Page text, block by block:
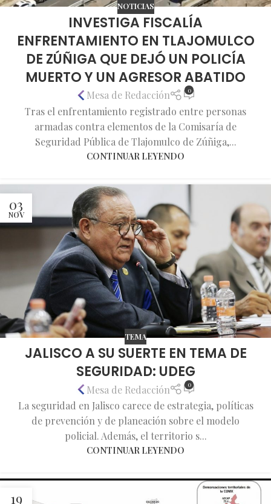
NOTICIAS
INVESTIGA FISCALÍA
ENFRENTAMIENTO EN TLAJOMULCO
DE ZÚÑIGA QUE DEJÓ UN POLICÍA
MUERTO Y UN AGRESOR ABATIDO
Mesa de Redacción 0
Tras el enfrentamiento registrado entre personas
armadas contra elementos de la Comisaría de
Seguridad Pública de Tlajomulco de Zúñiga,...
CONTINUAR LEYENDO
03
NOV
TEMA
JALISCO A SU SUERTE EN TEMA DE
SEGURIDAD: UDEG
Mesa de Redacción 0
La seguridad en Jalisco carece de estrategia, políticas
de prevención y de planeación sobre el modelo
policial. Además, el territorio s...
CONTINUAR LEYENDO
19